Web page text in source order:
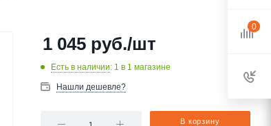
1 045 руб./шт
Есть в наличии: 1 в 1 магазине
Нашли дешевле?
В корзину
0